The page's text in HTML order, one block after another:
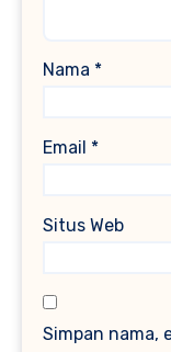
Nama *
Email *
Situs Web
Simpan nama,